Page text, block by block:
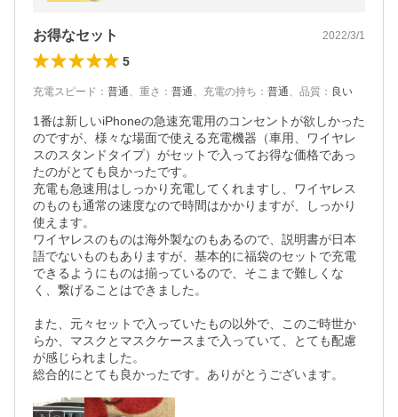
お得なセット 2022/3/1
5
充電スピード ： 普通、 重さ ： 普通、 充電の持ち ： 普通、 品質 ： 良い
1番は新しいiPhoneの急速充電用のコンセントが欲しかった
のですが、様々な場面で使える充電機器（車用、ワイヤレ
スのスタンドタイプ）がセットで入ってお得な価格であっ
たのがとても良かったです。
充電も急速用はしっかり充電してくれますし、ワイヤレス
のものも通常の速度なので時間はかかりますが、しっかり
使えます。
ワイヤレスのものは海外製なのもあるので、説明書が日本
語でないものもありますが、基本的に福袋のセットで充電
できるようにものは揃っているので、そこまで難しくな
く、繋げることはできました。
また、元々セットで入っていたもの以外で、このご時世か
らか、マスクとマスクケースまで入っていて、とても配慮
が感じられました。
総合的にとても良かったです。ありがとうございます。